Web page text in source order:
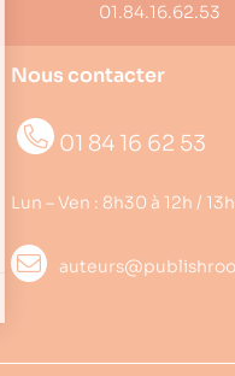
01.84.16.62.53
Nous contacter
01 84 16 62 53
Lun – Ven : 8h30 à 12h /